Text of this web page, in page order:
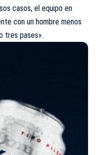
casos, el equipo en
con un hombre menos
tres pases».